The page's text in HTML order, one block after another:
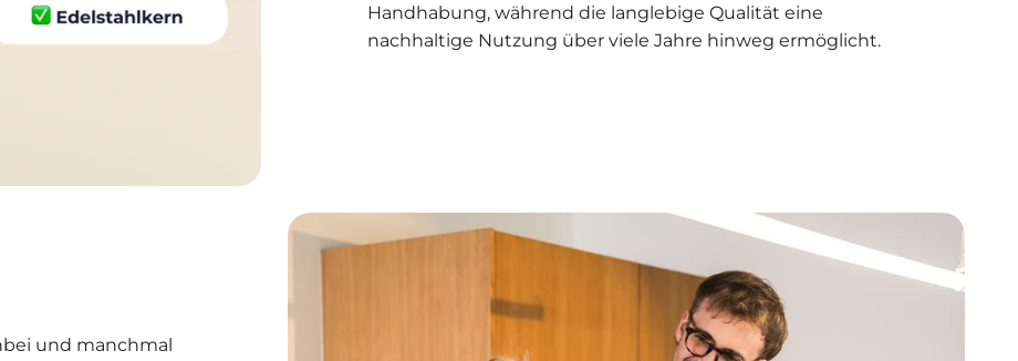
Handhabung, während die langlebige Qualität eine
nachhaltige Nutzung über viele Jahre hinweg ermöglicht.
und manchmal